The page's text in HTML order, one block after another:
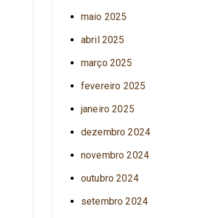
maio 2025
abril 2025
março 2025
fevereiro 2025
janeiro 2025
dezembro 2024
novembro 2024
outubro 2024
setembro 2024